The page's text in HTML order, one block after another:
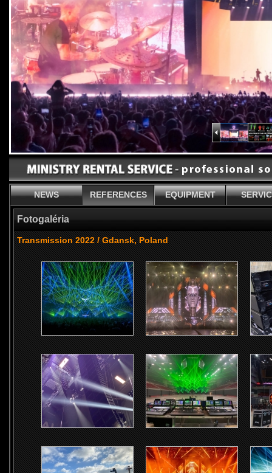
NEWS REFERENCES EQUIPMENT
Fotogaléria
Transmission 2022 / Gdansk, Poland